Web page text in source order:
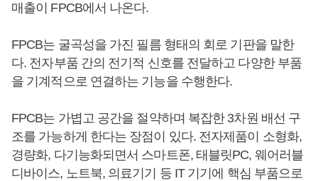
매출이 FPCB에서 나온다.
FPCB는 굴곡성을 가진 필름 형태의 회로 기판을 말한
다. 전자부품 간의 전기적 신호를 전달하고 다양한 부품
을 기계적으로 연결하는 기능을 수행한다.
FPCB는 가볍고 공간을 절약하며 복잡한 3차원 배선 구
조를 가능하게 한다는 장점이 있다. 전자제품이 소형화,
경량화, 다기능화되면서 스마트폰, 태블릿PC, 웨어러블
디바이스, 노트북, 의료기기 등 IT 기기에 핵심 부품으로